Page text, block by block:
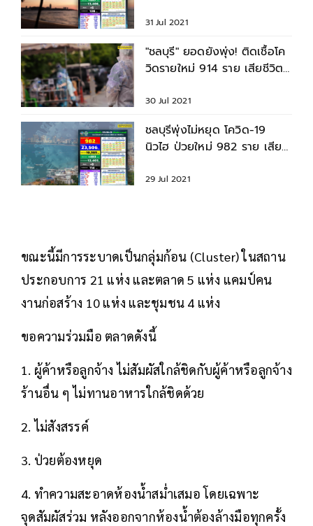
31 Jul 2021
"ชลบุรี" ยอดยังพุ่ง! ติดเชื้อโค
วิดรายใหม่ 914 ราย เสียชีวิต
30 Jul 2021
ชลบุรีพุ่งไม่หยุด โควิด-19
นิวไฮ ป่วยใหม่ 982 ราย เสีย
29 Jul 2021
ขณะนี้มีการระบาดเป็นกลุ่มก้อน (Cluster) ในสถาน
ประกอบการ 21 แห่ง และตลาด 5 แห่ง แคมป์คน
งานก่อสร้าง 10 แห่ง และชุมชน 4 แห่ง
ขอความร่วมมือ ตลาดดังนี้
1. ผู้ค้าหรือลูกจ้าง ไม่สัมผัสใกล้ชิดกับผู้ค้าหรือลูกจ้าง
ร้านอื่น ๆ ไม่ทานอาหารใกล้ชิดด้วย
2. ไม่สังสรรค์
3. ป่วยต้องหยุด
4. ทำความสะอาดห้องน้ำสม่ำเสมอ โดยเฉพาะ
จุดสัมผัสร่วม หลังออกจากห้องน้ำต้องล้างมือทุกครั้ง